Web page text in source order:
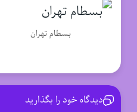
بسطام تهران
دیدگاه خود را بگذارید